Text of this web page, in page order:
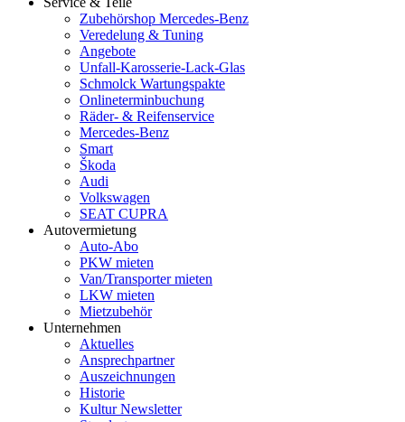
Zubehörshop Mercedes-Benz
Veredelung & Tuning
Angebote
Unfall-Karosserie-Lack-Glas
Schmolck Wartungspakte
Onlineterminbuchung
Räder- & Reifenservice
Mercedes-Benz
Smart
Škoda
Audi
Volkswagen
SEAT CUPRA
Autovermietung
Auto-Abo
PKW mieten
Van/Transporter mieten
LKW mieten
Mietzubehör
Unternehmen
Aktuelles
Ansprechpartner
Auszeichnungen
Historie
Kultur Newsletter